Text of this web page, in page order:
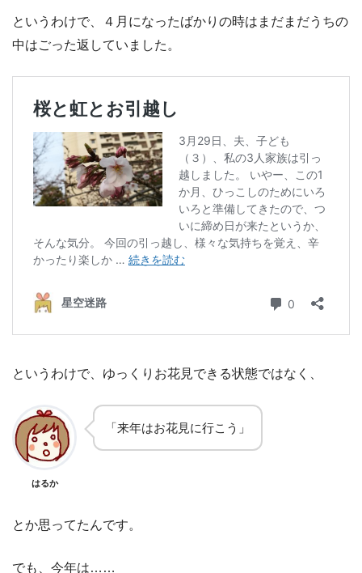
というわけで、４月になったばかりの時はまだまだうちの
中はごった返していました。
というわけで、ゆっくりお花見できる状態ではなく、
はるか
「来年はお花見に行こう」
とか思ってたんです。
でも、今年は……